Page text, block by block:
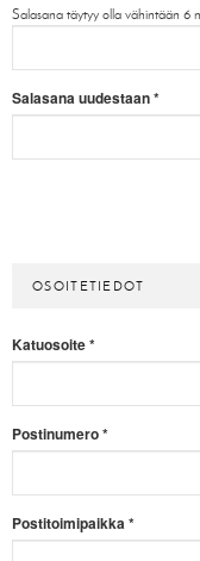
Salasana täytyy olla vähintään 6
Salasana uudestaan*
OSOITETIEDOT
Katuosoite*
Postinumero*
Postitoimipaikka*